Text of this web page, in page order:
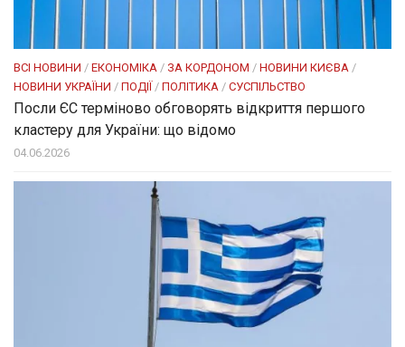
ВСІ НОВИНИ / ЕКОНОМІКА / ЗА КОРДОНОМ / НОВИНИ КИЄВА /
НОВИНИ УКРАЇНИ / ПОДІЇ / ПОЛІТИКА / СУСПІЛЬСТВО
Посли ЄC терміново обговорять відкриття першого
кластеру для України: що відомо
04.06.2026